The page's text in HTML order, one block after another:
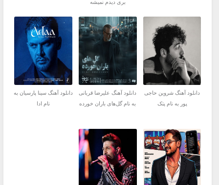
بری دیدم نمیشه
دانلود آهنگ شروین حاجی
پور به نام پتک
دانلود آهنگ علیرضا قربانی
به نام گل‌های باران خورده
دانلود آهنگ سینا پارسیان به
نام ادا